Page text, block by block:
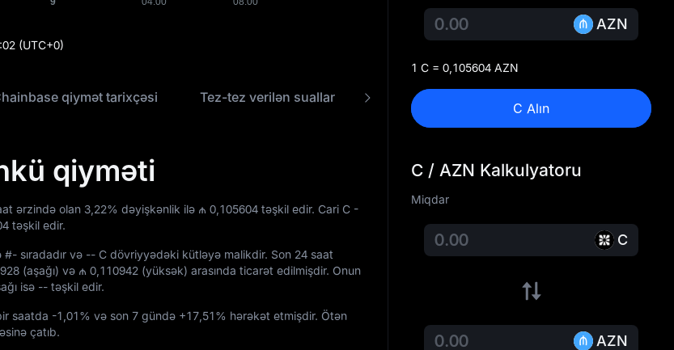
(UTC+0)
qiymət tarixçəsi Tez-tez verilən suallar C - AZN Konverteri
qiyməti
ərzində olan 3,22% dəyişkənlik ilə ₼ 0,105604 təşkil edir. Cari C -
təşkil edir.
#- sıradadır və -- C dövriyyədəki kütləyə malikdir. Son 24 saat
(aşağı) və ₼ 0,110942 (yüksək) arasında ticarət edilmişdir. Onun
isə -- təşkil edir.
saatda -1,01% və son 7 gündə +17,51% hərəkət etmişdir. Ötən
çatıb.
AZN
1 C = 0,105604 AZN
C Alın
C / AZN Kalkulyatoru
Miqdar
C
AZN